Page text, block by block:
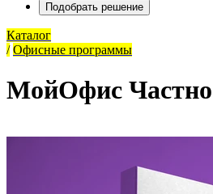
Подобрать решение
Каталог
/ Офисные программы
МойОфис